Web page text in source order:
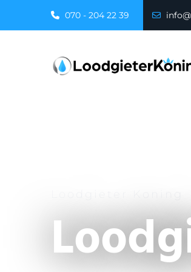
070 - 204 22 39